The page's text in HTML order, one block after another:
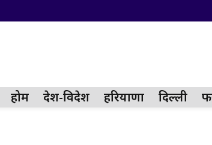
होम देश-विदेश हरियाणा दिल्ली